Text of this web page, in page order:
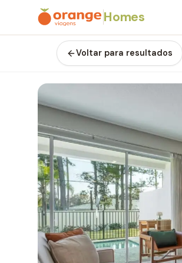
Homes
Voltar para resultados